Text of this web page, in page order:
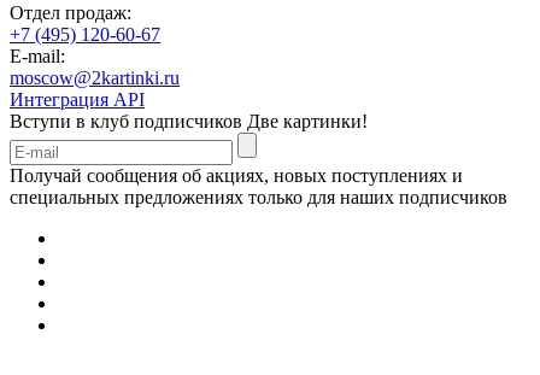
Отдел продаж:
+7 (495) 120-60-67
E-mail:
moscow@2kartinki.ru
Интеграция API
Вступи в клуб подписчиков Две картинки!
Получай сообщения об акциях, новых поступлениях и
специальных предложениях только для наших подписчиков